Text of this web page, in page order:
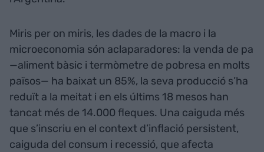
Miris per on miris, les dades de la macro i la
microeconomia són aclaparadores: la venda de pa
—aliment bàsic i termòmetre de pobresa en molts
països— ha baixat un 85%, la seva producció s’ha
reduït a la meitat i en els últims 18 mesos han
tancat més de 14.000 fleques. Una caiguda més
que s’inscriu en el context d’inflació persistent,
caiguda del consum i recessió, que afecta